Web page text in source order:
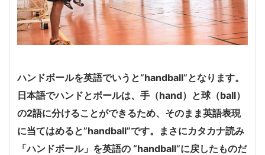
ハンドボールを英語でいうと”handball”となります。
日本語でハンドとボールは、手（hand）と球（ball）
の2語に分けることができるため、そのまま英語表現
に当てはめると”handball”です。まさにカタカナ読み
「ハンドボール」を英語の “handball”に戻したものだ